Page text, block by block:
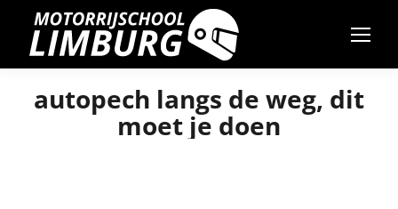
autopech langs de weg, dit
moet je doen